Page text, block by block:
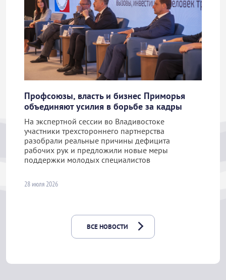
Профсоюзы, власть и бизнес Приморья
объединяют усилия в борьбе за кадры
На экспертной сессии во Владивостоке
участники трехстороннего партнерства
разобрали реальные причины дефицита
рабочих рук и предложили новые меры
поддержки молодых специалистов
28 июля 2026
ВСЕ НОВОСТИ